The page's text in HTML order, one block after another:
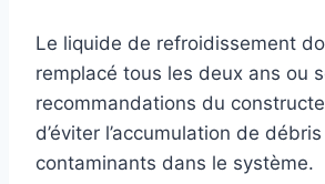
Le liquide de refroidissement
remplacé tous les deux ans ou
recommandations du
d’éviter l’accumulation de
contaminants dans le système.